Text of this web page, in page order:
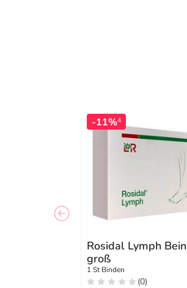
-11%4
Rosidal Lymph Bein
groß
1 St Binden
(0)